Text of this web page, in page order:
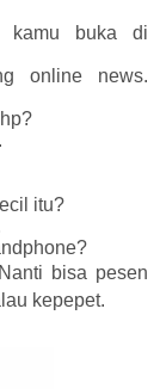
kamu buka di
online news.
itu?
bisa pesen
kepepet.